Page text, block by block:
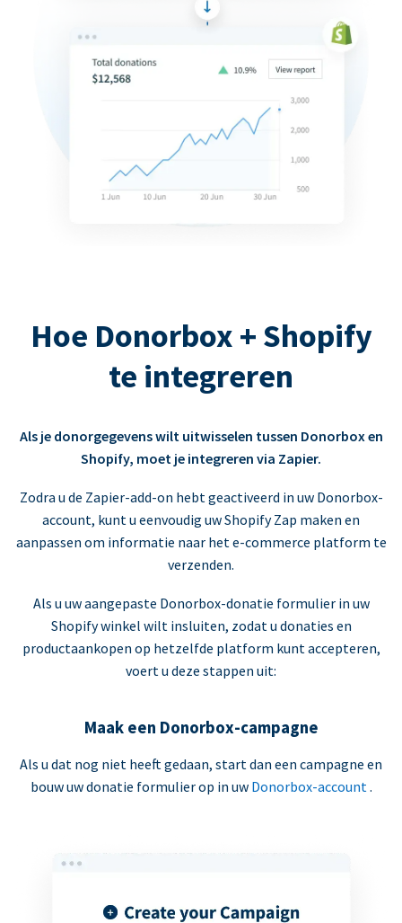
Hoe Donorbox + Shopify
te integreren
Als je donorgegevens wilt uitwisselen tussen Donorbox en
Shopify, moet je integreren via Zapier.
Zodra u de Zapier-add-on hebt geactiveerd in uw Donorbox-
account, kunt u eenvoudig uw Shopify Zap maken en
aanpassen om informatie naar het e-commerce platform te
verzenden.
Als u uw aangepaste Donorbox-donatie formulier in uw
Shopify winkel wilt insluiten, zodat u donaties en
productaankopen op hetzelfde platform kunt accepteren,
voert u deze stappen uit:
Maak een Donorbox-campagne
Als u dat nog niet heeft gedaan, start dan een campagne en
bouw uw donatie formulier op in uw Donorbox-account.